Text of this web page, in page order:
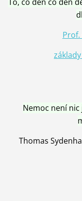
Nemoc není
Thomas